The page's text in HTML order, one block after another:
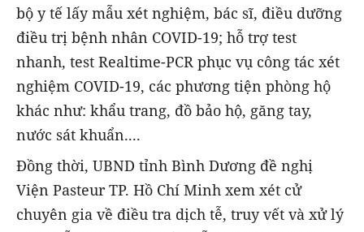
bộ y tế lấy mẫu xét nghiệm, bác sĩ, điều dưỡng
điều trị bệnh nhân COVID-19; hỗ trợ test
nhanh, test Realtime-PCR phục vụ công tác xét
nghiệm COVID-19, các phương tiện phòng hộ
khác như: khẩu trang, đồ bảo hộ, găng tay,
nước sát khuẩn....
Đồng thời, UBND tỉnh Bình Dương đề nghị
Viện Pasteur TP. Hồ Chí Minh xem xét cử
chuyên gia về điều tra dịch tễ, truy vết và xử lý